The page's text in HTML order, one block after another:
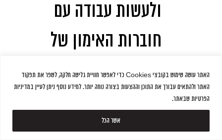
האתר עושה שימוש בקובצי Cookies כדי לאפשר חוויית גלישה חלקה, לשפר את תפקוד
האתר ולהתאים עבורך את התוכן וההצעות בצורה נוחה יותר. למידע נוסף ניתן לעיין במדיניות
הפרטיות שבאתר.
אשר הכל
ולעשות עבודה עם
חוברות האימון של
מועדון ״מומנטום-
ערכת חוברות בתצורת